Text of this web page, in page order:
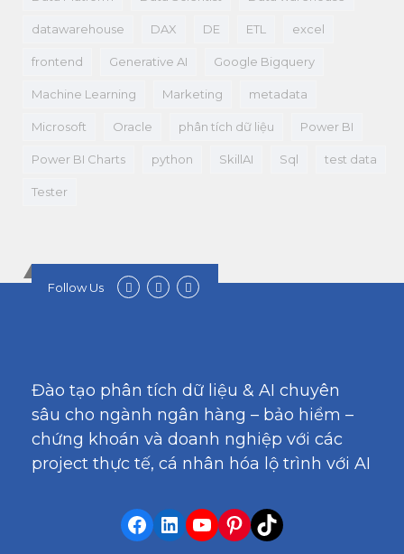
datawarehouse DAX DE ETL excel
frontend Generative AI Google Bigquery
Machine Learning Marketing metadata
Microsoft Oracle phân tích dữ liệu Power BI
Power BI Charts python SkillAI Sql test data
Tester
Follow Us
Đào tạo phân tích dữ liệu & AI chuyên
sâu cho ngành ngân hàng – bảo hiểm –
chứng khoán và doanh nghiệp với các
project thực tế, cá nhân hóa lộ trình với AI